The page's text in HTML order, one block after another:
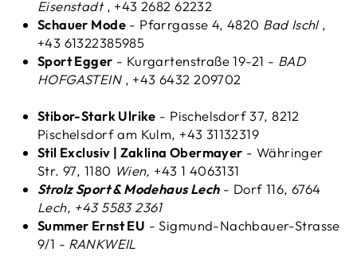
Eisenstadt, +43 2682 62232
Schauer Mode- Pfarrgasse 4, 4820 Bad Ischl,
+43 61322385985
Sport Egger - Kurgartenstraße 19-21 - BAD
HOFGASTEIN, +43 6432 209702
Stibor-Stark Ulrike - Pischelsdorf 37, 8212
Pischelsdorf am Kulm, +43 31132319
Stil Exclusiv | Zaklina Obermayer - Währinger
Str. 97, 1180 Wien, +43 1 4063131
Strolz Sport & Modehaus Lech- Dorf 116, 6764
Lech, +43 5583 2361
Summer Ernst EU - Sigmund-Nachbauer-Strasse
9/1 - RANKWEIL